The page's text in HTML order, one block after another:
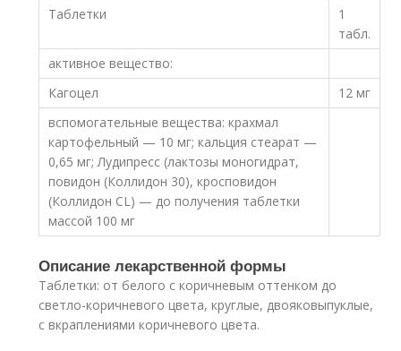
Таблетки
1
табл.
активное вещество:
Кагоцел
12 мг
вспомогательные вещества: крахмал
картофельный — 10 мг; кальция стеарат —
0,65 мг; Лудипресс (лактозы моногидрат,
повидон (Коллидон 30), кросповидон
(Коллидон CL) — до получения таблетки
массой 100 мг
Описание лекарственной формы
Таблетки: от белого с коричневым оттенком до
светло-коричневого цвета, круглые, двояковыпуклые,
с вкраплениями коричневого цвета.